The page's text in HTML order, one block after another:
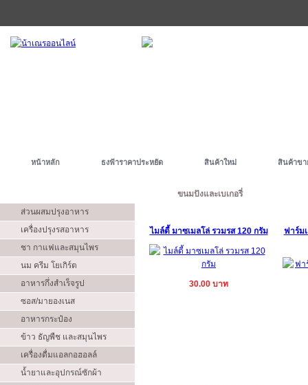
หน้าหลัก ธงฟ้าราคาประหยัด สินค้าใหม่ สินค้าขา
ส่วนผสมปรุงอาหาร
เครื่องปรุงรสอาหาร
ชา กาแฟและสมุนไพร
นม ครีม โยเกิร์ต
อาหารกึ่งสำเร็จรูป
ซอส/มายองเนส
อาหารกระป๋อง
ข้าว ธัญพืช และสมุนไพร
เครื่องดื่มแอลกอฮอลล์
น้ำยาและอุปกรณ์ซักผ้า
ขนมปังและเบเกอรี่
ไมล์ดี้ มาซเมลโล่ รวมรส 120 กรัม
30.00 บาท
ฟาร์ม